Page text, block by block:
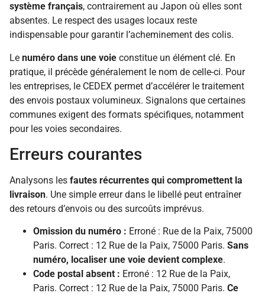
système français, contrairement au Japon où elles sont
absentes. Le respect des usages locaux reste
indispensable pour garantir l’acheminement des colis.
Le numéro dans une voie constitue un élément clé. En
pratique, il précède généralement le nom de celle-ci. Pour
les entreprises, le CEDEX permet d’accélérer le traitement
des envois postaux volumineux. Signalons que certaines
communes exigent des formats spécifiques, notamment
pour les voies secondaires.
Erreurs courantes
Analysons les fautes récurrentes qui compromettent la
livraison. Une simple erreur dans le libellé peut entraîner
des retours d’envois ou des surcoûts imprévus.
Omission du numéro : Erroné : Rue de la Paix, 75000
Paris. Correct : 12 Rue de la Paix, 75000 Paris. Sans
numéro, localiser une voie devient complexe.
Code postal absent : Erroné : 12 Rue de la Paix,
Paris. Correct : 12 Rue de la Paix, 75000 Paris. Ce